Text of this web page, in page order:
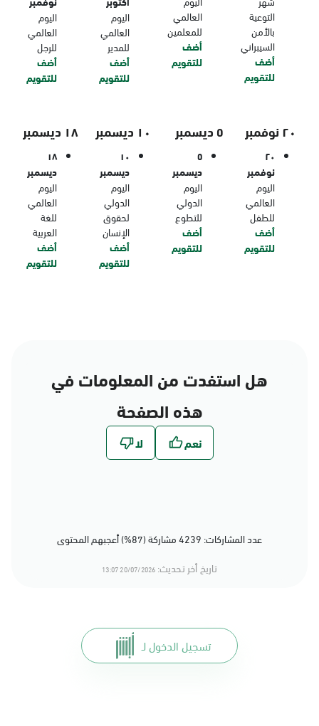
التوعية
بالأمن
السيبراني
أضف
للتقويم
العالمي
للمعلمين
أضف
للتقويم
اليوم
العالمي
للمدير
أضف
للتقويم
اليوم
العالمي
للرجل
أضف
للتقويم
٢٠ نوفمبر
٢٠
نوفمبر
اليوم
العالمي
للطفل
أضف
للتقويم
٥ ديسمبر
٥
ديسمبر
اليوم
الدولي
للتطوع
أضف
للتقويم
١٠ ديسمبر
١٠
ديسمبر
اليوم
الدولي
لحقوق
الإنسان
أضف
للتقويم
١٨ ديسمبر
١٨
ديسمبر
اليوم
العالمي
للغة
العربية
أضف
للتقويم
هل استفدت من المعلومات في
هذه الصفحة
عدد المشاركات: 4239 مشاركة (87%) أعجبهم المحتوى
تاريخ أخر تحديث: 20/07/2026 13:07
تسجيل الدخول لـ